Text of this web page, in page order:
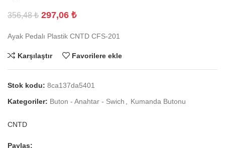
356,48₺ 297,06 ₺
Ayak Pedalı Plastik CNTD CFS-201
Karşılaştır Favorilere ekle
Stok kodu: 8ca137da5401
Kategoriler: Buton - Anahtar - Swich Kumanda Butonu
CNTD
Paylaş: